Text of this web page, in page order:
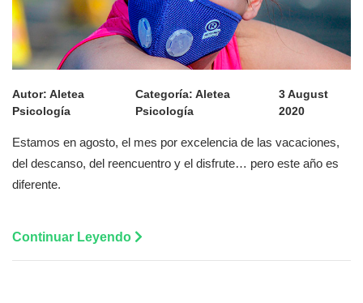
Autor: Aletea
Psicología
Categoría: Aletea
Psicología
3 August
2020
Estamos en agosto, el mes por excelencia de las vacaciones,
del descanso, del reencuentro y el disfrute… pero este año es
diferente.
Continuar Leyendo